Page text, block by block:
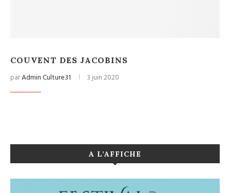
COUVENT DES JACOBINS
parAdmin Culture31 3 juin 2020
A L’AFFICHE